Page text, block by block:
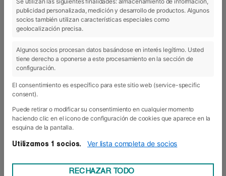
08 Sep 2022
publicidad personalizada, medición y desarrollo de productos. Algunos
socios también utilizan características especiales como
geolocalización precisa.
Algunos socios procesan datos basándose en interés legítimo. Usted
tiene derecho a oponerse a este procesamiento en la sección de
configuración.
El consentimiento es específico para este sitio web (service-specific
consent).
Puede retirar o modificar su consentimiento en cualquier momento
haciendo clic en el icono de configuración de cookies que aparece en la
esquina de la pantalla.
Utilizamos 1 socios. Ver lista completa de socios
RECHAZAR TODO